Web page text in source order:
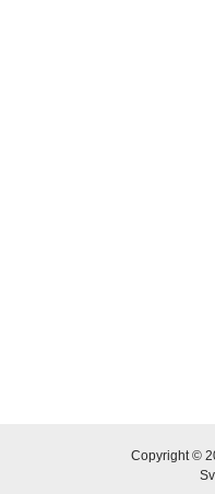
Copyright ©